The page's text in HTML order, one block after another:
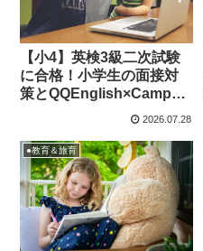
【小4】英検3級二次試験
に合格！小学生の面接対
策とQQEnglish×Campus
TOPで変わった英語力
2026.07.28
●教育＆旅育